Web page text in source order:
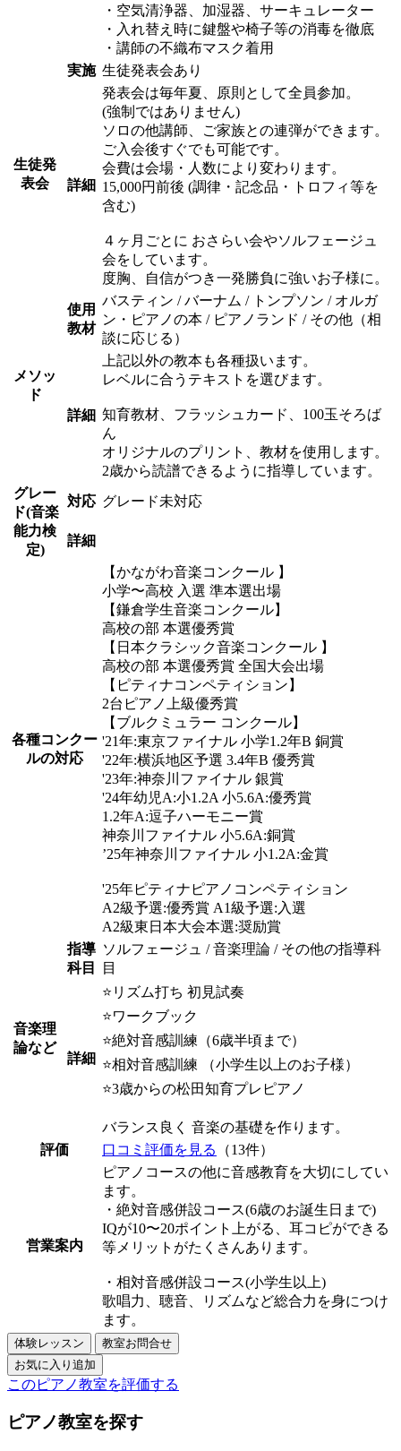
・空気清浄器、加湿器、サーキュレーター
・入れ替え時に鍵盤や椅子等の消毒を徹底
・講師の不織布マスク着用
生徒発
表会
実施 生徒発表会あり
詳細
発表会は毎年夏、原則として全員参加。
(強制ではありません)
ソロの他講師、ご家族との連弾ができます。
ご入会後すぐでも可能です。
会費は会場・人数により変わります。
15,000円前後 (調律・記念品・トロフィ等を
含む)
４ヶ月ごとに おさらい会やソルフェージュ
会をしています。
度胸、自信がつき一発勝負に強いお子様に。
メソッ
ド
使用
教材
バスティン / バーナム / トンプソン / オルガ
ン・ピアノの本 / ピアノランド / その他（相
談に応じる）
詳細
上記以外の教本も各種扱います。
レベルに合うテキストを選びます。
知育教材、フラッシュカード、100玉そろば
ん
オリジナルのプリント、教材を使用します。
2歳から読譜できるように指導しています。
グレー
ド(音楽
能力検
定)
対応 グレード未対応
詳細
各種コンクー
ルの対応
【かながわ音楽コンクール 】
小学〜高校 入選 準本選出場
【鎌倉学生音楽コンクール】
高校の部 本選優秀賞
【日本クラシック音楽コンクール 】
高校の部 本選優秀賞 全国大会出場
【ピティナコンペティション】
2台ピアノ上級優秀賞
【ブルクミュラー コンクール】
'21年:東京ファイナル 小学1.2年B 銅賞
'22年:横浜地区予選 3.4年B 優秀賞
'23年:神奈川ファイナル 銀賞
'24年幼児A:小1.2A 小5.6A:優秀賞
1.2年A:逗子ハーモニー賞
神奈川ファイナル 小5.6A:銅賞
’25年神奈川ファイナル 小1.2A:金賞
'25年ピティナピアノコンペティション
A2級予選:優秀賞 A1級予選:入選
A2級東日本大会本選:奨励賞
音楽理
論など
指導
科目
ソルフェージュ / 音楽理論 / その他の指導科
目
詳細
⭐️リズム打ち 初見試奏
⭐️ワークブック
⭐️絶対音感訓練（6歳半頃まで）
⭐️相対音感訓練 （小学生以上のお子様）
⭐️3歳からの松田知育プレピアノ
バランス良く 音楽の基礎を作ります。
評価
口コミ評価を見る （13件）
営業案内
ピアノコースの他に音感教育を大切にしてい
ます。
・絶対音感併設コース(6歳のお誕生日まで)
IQが10〜20ポイント上がる、耳コピができる
等メリットがたくさんあります。
・相対音感併設コース(小学生以上)
歌唱力、聴音、リズムなど総合力を身につけ
ます。
このピアノ教室を評価する
ピアノ教室を探す